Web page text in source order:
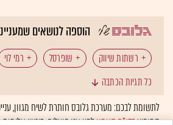
הוספה לנושאים
רשתות שיווק שופרסל רמי לוי
ישראל במלחמה
כל תגיות הכתבה
לתשומת לבכם: מערכת גלובס חותרת לשיח מגוון,